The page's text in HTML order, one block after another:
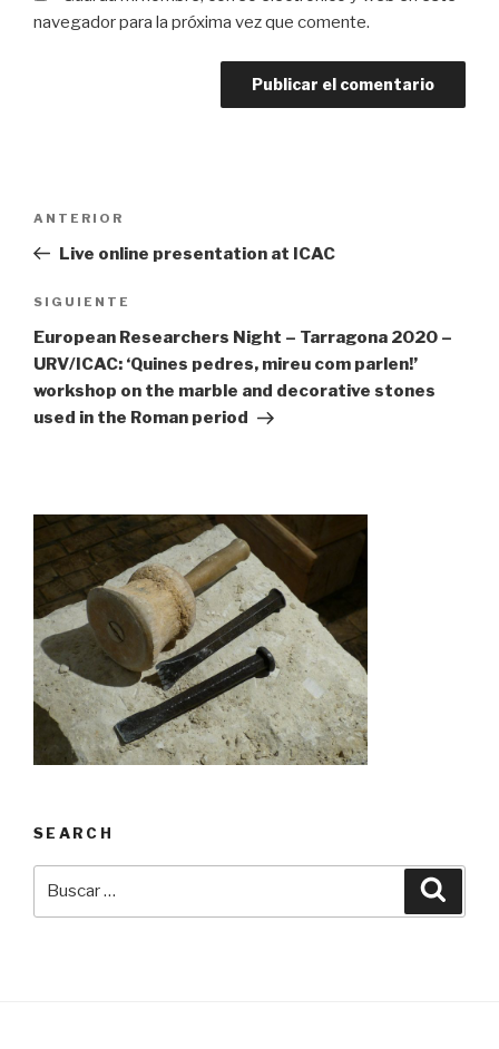
navegador para la próxima vez que comente.
Entrada
anterior:
ANTERIOR
Live online presentation at ICAC
Siguiente
entrada
SIGUIENTE
European Researchers Night – Tarragona 2020 –
URV/ICAC: ‘Quines pedres, mireu com parlen!’
workshop on the marble and decorative stones
used in the Roman period
SEARCH